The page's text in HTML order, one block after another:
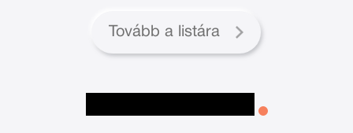
Tovább a listára